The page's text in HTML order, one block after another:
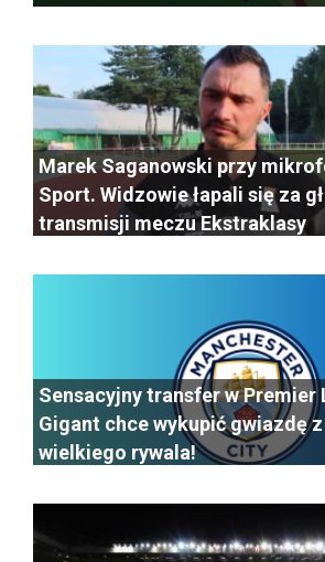
Marek Saganowski przy
Sport. Widzowie łapali się za
transmisji meczu Ekstraklasy
Sensacyjny transfer w Premier
Gigant chce wykupić gwiazdę z
wielkiego rywala!